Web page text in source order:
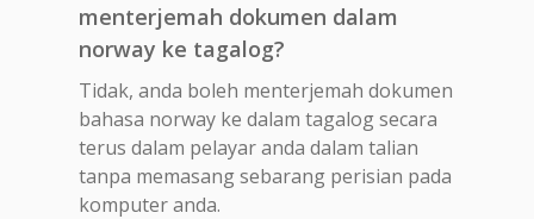
menterjemah dokumen dalam
norway ke tagalog?
Tidak, anda boleh menterjemah dokumen
bahasa norway ke dalam tagalog secara
terus dalam pelayar anda dalam talian
tanpa memasang sebarang perisian pada
komputer anda.